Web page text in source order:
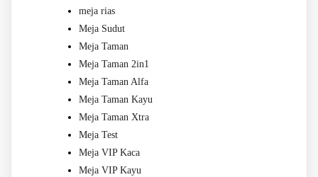
meja rias
Meja Sudut
Meja Taman
Meja Taman 2in1
Meja Taman Alfa
Meja Taman Kayu
Meja Taman Xtra
Meja Test
Meja VIP Kaca
Meja VIP Kayu